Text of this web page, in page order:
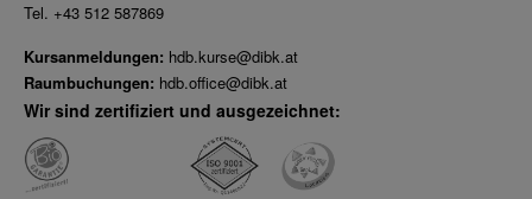
Tel. +43 512 587869
Kursanmeldungen: hdb.kurse@dibk.at
Raumbuchungen: hdb.office@dibk.at
Wir sind zertifiziert und ausgezeichnet: